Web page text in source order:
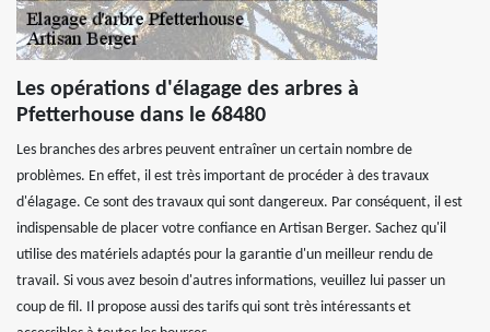
Les opérations d'élagage des arbres à
Pfetterhouse dans le 68480
Les branches des arbres peuvent entraîner un certain nombre de
problèmes. En effet, il est très important de procéder à des travaux
d'élagage. Ce sont des travaux qui sont dangereux. Par conséquent, il est
indispensable de placer votre confiance en Artisan Berger. Sachez qu'il
utilise des matériels adaptés pour la garantie d'un meilleur rendu de
travail. Si vous avez besoin d'autres informations, veuillez lui passer un
coup de fil. Il propose aussi des tarifs qui sont très intéressants et